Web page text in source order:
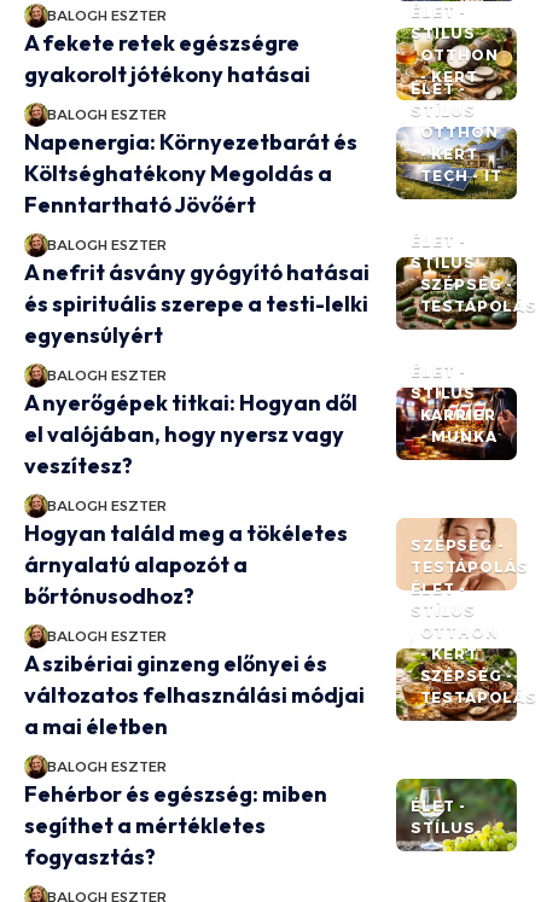
BALOGH ESZTER
ÉLET -
STÍLUS
OTTHON
- KERT
A fekete retek egészségre
gyakorolt jótékony hatásai
BALOGH ESZTER
ÉLET -
STÍLUS
OTTHON
- KERT
TECH - IT
Napenergia: Környezetbarát és
Költséghatékony Megoldás a
Fenntartható Jövőért
BALOGH ESZTER
ÉLET -
STÍLUS
SZÉPSÉG -
TESTÁPOLÁS
A nefrit ásvány gyógyító hatásai
és spirituális szerepe a testi-lelki
egyensúlyért
BALOGH ESZTER
ÉLET -
STÍLUS
KARRIER
- MUNKA
A nyerőgépek titkai: Hogyan dől
el valójában, hogy nyersz vagy
veszítesz?
BALOGH ESZTER
SZÉPSÉG -
TESTÁPOLÁS
Hogyan találd meg a tökéletes
árnyalatú alapozót a
bőrtónusodhoz?
BALOGH ESZTER
ÉLET -
STÍLUS
OTTHON
- KERT
SZÉPSÉG -
TESTÁPOLÁS
A szibériai ginzeng előnyei és
változatos felhasználási módjai
a mai életben
BALOGH ESZTER
ÉLET -
STÍLUS
Fehérbor és egészség: miben
segíthet a mértékletes
fogyasztás?
BALOGH ESZTER